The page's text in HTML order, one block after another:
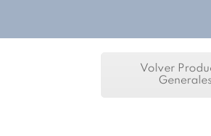
Volver
Generales